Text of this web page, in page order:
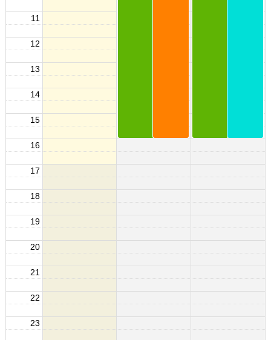
11
12
13
14
15
16
17
18
19
20
21
22
23